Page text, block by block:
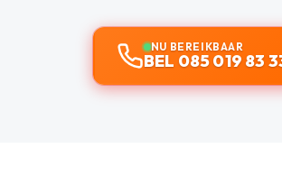
NU BEREIKBAAR
BEL 085 019 83